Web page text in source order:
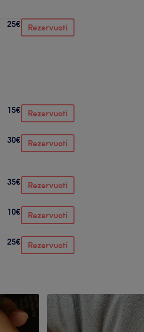
25€ Rezervuoti
15€ Rezervuoti
30€ Rezervuoti
35€ Rezervuoti
10€ Rezervuoti
25€ Rezervuoti